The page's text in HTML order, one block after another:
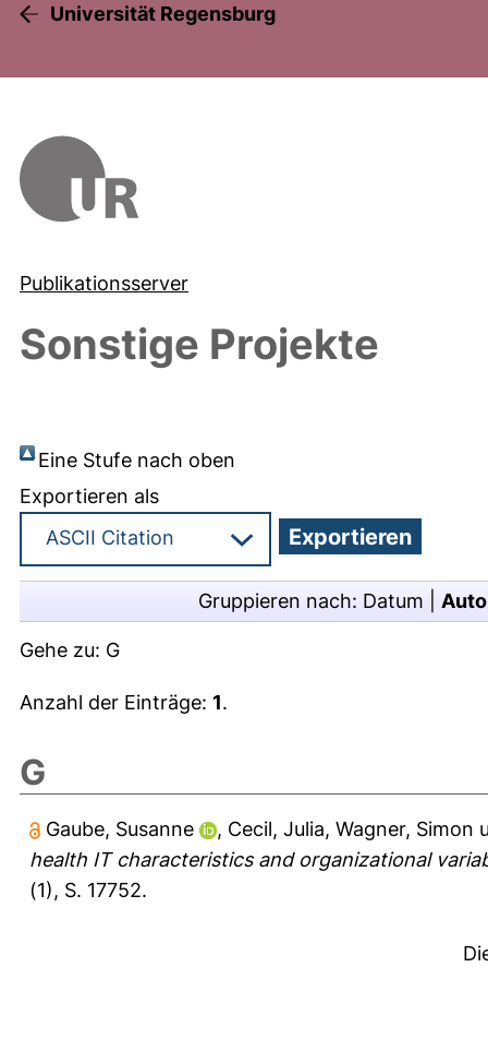
Universität Regensburg
Publikationsserver
Sonstige Projekte
Eine Stufe nach oben
Exportieren als
Gruppieren nach: Datum
Gehe zu: G
Anzahl der Einträge: 1.
G
Gaube, Susanne , Cecil, Julia, Wagner, Simon
health IT characteristics and organizational
(1), S. 17752.